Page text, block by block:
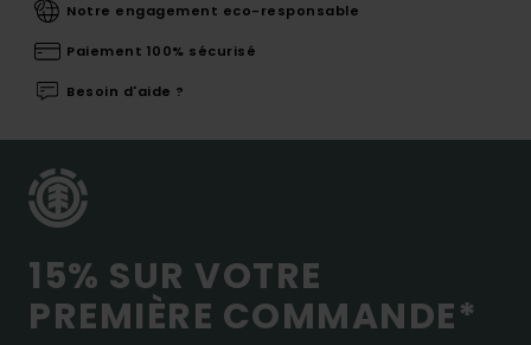
Notre engagement eco-responsable
Paiement 100% sécurisé
Besoin d'aide ?
15% SUR VOTRE
PREMIÈRE COMMANDE*